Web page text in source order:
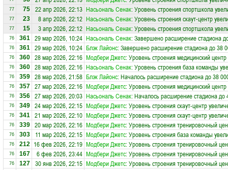
77 75 22 апр 2026, 22:13 Насьональ Сенак: Уровень строения спортшкола
77 23 8 апр 2026, 22:12 Насьональ Сенак: Уровень строения скаут-центр
77 15 3 апр 2026, 22:12 Насьональ Сенак: Уровень строения спортшкола
76 361 29 мар 2026, 10:24 Насьональ Сенак: Завершено расширение стадиона
76 361 29 мар 2026, 10:24 Блэк Лайонс: Завершено расширение стадиона до 38
76 360 28 мар 2026, 22:16 Модбери Джетс: Уровень строения медицинский
76 360 28 мар 2026, 22:16 Насьональ Сенак: Уровень строения база команды
76 359 28 мар 2026, 21:58 Блэк Лайонс: Началось расширение стадиона до 38
76 357 27 мар 2026, 22:16 Модбери Джетс: Уровень строения медицинский
76 356 27 мар 2026, 20:03 Насьональ Сенак: Началось расширение стадиона до
76 349 24 мар 2026, 22:15 Модбери Джетс: Уровень строения скаут-центр
76 341 21 мар 2026, 22:10 Модбери Джетс: Уровень строения скаут-центр
76 339 20 мар 2026, 22:16 Модбери Джетс: Уровень строения тренировочный
76 303 11 мар 2026, 22:15 Модбери Джетс: Уровень строения база команды
76 212 16 фев 2026, 22:19 Модбери Джетс: Уровень строения тренировочный
76 167 6 фев 2026, 23:44 Модбери Джетс: Уровень строения тренировочный
76 127 30 янв 2026, 22:15 Модбери Джетс: Уровень строения тренировочный